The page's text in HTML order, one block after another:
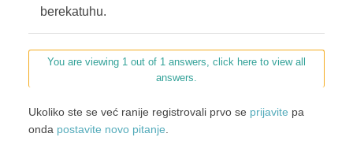
berekatuhu.
You are viewing 1 out of 1 answers, click here to view all
answers.
Ukoliko ste se već ranije registrovali prvo se prijavite pa
onda postavite novo pitanje.